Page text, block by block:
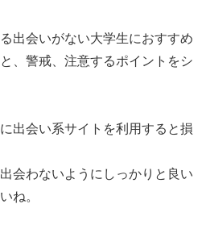
出会いがない大学生におすすめ
、警戒、注意するポイントをシ
出会い系サイトを利用すると損
会わないようにしっかりと良い
ね。